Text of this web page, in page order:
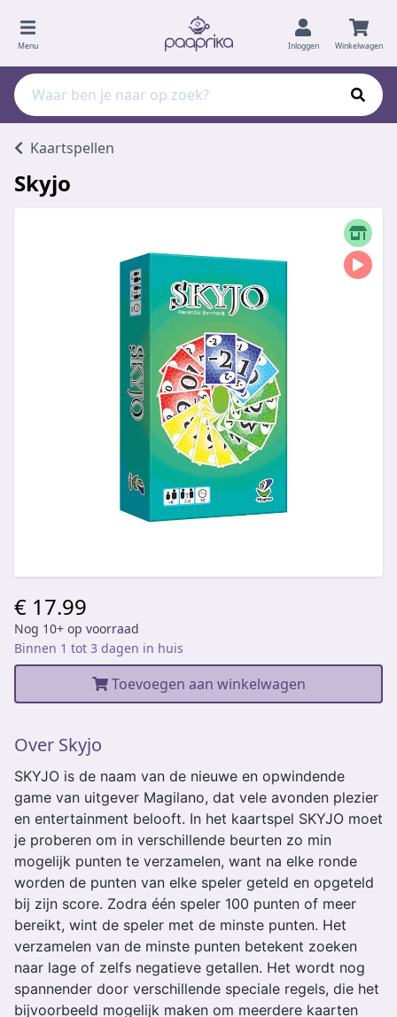
Menu Inloggen Winkelwagen
Kaartspellen
Skyjo
€ 17.99
Nog 10+ op voorraad
Binnen 1 tot 3 dagen in huis
Toevoegen aan winkelwagen
Over Skyjo
SKYJO is de naam van de nieuwe en opwindende
game van uitgever Magilano, dat vele avonden plezier
en entertainment belooft. In het kaartspel SKYJO moet
je proberen om in verschillende beurten zo min
mogelijk punten te verzamelen, want na elke ronde
worden de punten van elke speler geteld en opgeteld
bij zijn score. Zodra één speler 100 punten of meer
bereikt, wint de speler met de minste punten. Het
verzamelen van de minste punten betekent zoeken
naar lage of zelfs negatieve getallen. Het wordt nog
spannender door verschillende speciale regels, die het
bijvoorbeeld mogelijk maken om meerdere kaarten